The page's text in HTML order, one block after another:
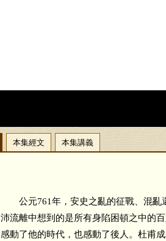
本集經文 本集講義
公元761年，安史之亂的征戰、混亂
沛流離中想到的是所有身陷困頓之中的
感動了他的時代，也感動了後人。杜甫